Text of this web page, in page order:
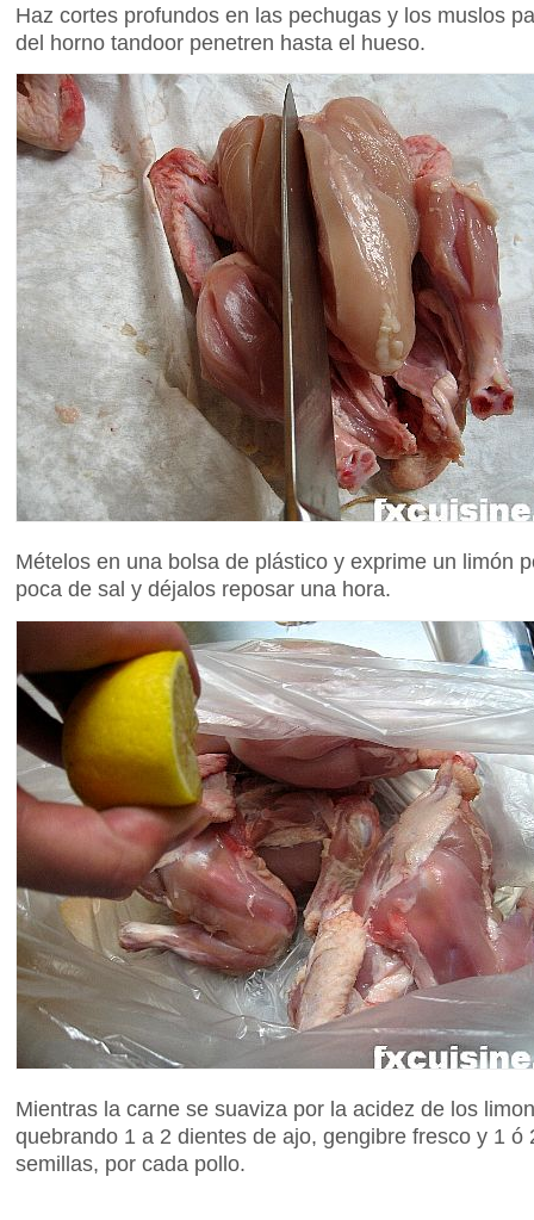
Haz cortes profundos en las pechugas y los muslos
del horno tandoor penetren hasta el hueso.
Mételos en una bolsa de plástico y exprime un limón
poca de sal y déjalos reposar una hora.
Mientras la carne se suaviza por la acidez de los
quebrando 1 a 2 dientes de ajo, gengibre fresco y 1 ó
semillas, por cada pollo.